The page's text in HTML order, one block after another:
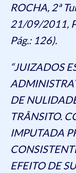
ROCHA, 2ª
21/09/2011,
Pág.: 126).
“JUIZADOS
DE
TRÂNSITO.
IMPUTADA
EFEITO DE